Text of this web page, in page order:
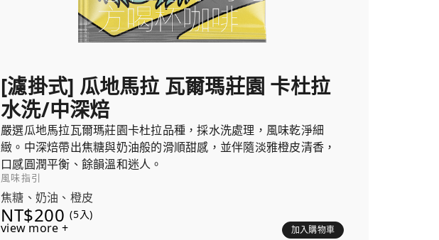
[濾掛式] 瓜地馬拉 瓦爾瑪莊園 卡杜拉
水洗/中深焙
嚴選瓜地馬拉瓦爾瑪莊園卡杜拉品種，採水洗處理，風味乾淨細
緻。中深焙帶出焦糖與奶油般的滑順甜感，並伴隨淡雅橙皮清香，
口感圓潤平衡、餘韻溫和迷人。
風味指引
焦糖、奶油、橙皮
NT$200 (5入)
view more + 加入購物車